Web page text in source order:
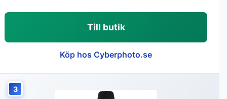
Till butik
Köp hos Cyberphoto.se
3